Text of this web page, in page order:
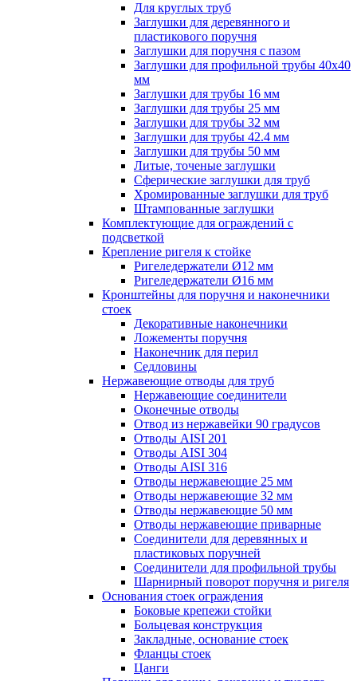
Для круглых труб
Заглушки для деревянного и
пластикового поручня
Заглушки для поручня с пазом
Заглушки для профильной трубы 40х40
мм
Заглушки для трубы 16 мм
Заглушки для трубы 25 мм
Заглушки для трубы 32 мм
Заглушки для трубы 42.4 мм
Заглушки для трубы 50 мм
Литые, точеные заглушки
Сферические заглушки для труб
Хромированные заглушки для труб
Штампованные заглушки
Комплектующие для ограждений с
подсветкой
Крепление ригеля к стойке
Ригеледержатели Ø12 мм
Ригеледержатели Ø16 мм
Кронштейны для поручня и наконечники
стоек
Декоративные наконечники
Ложементы поручня
Наконечник для перил
Седловины
Нержавеющие отводы для труб
Нержавеющие соединители
Оконечные отводы
Отвод из нержавейки 90 градусов
Отводы AISI 201
Отводы AISI 304
Отводы AISI 316
Отводы нержавеющие 25 мм
Отводы нержавеющие 32 мм
Отводы нержавеющие 50 мм
Отводы нержавеющие приварные
Соединители для деревянных и
пластиковых поручней
Соединители для профильной трубы
Шарнирный поворот поручня и ригеля
Основания стоек ограждения
Боковые крепежи стойки
Больцевая конструкция
Закладные, основание стоек
Фланцы стоек
Цанги